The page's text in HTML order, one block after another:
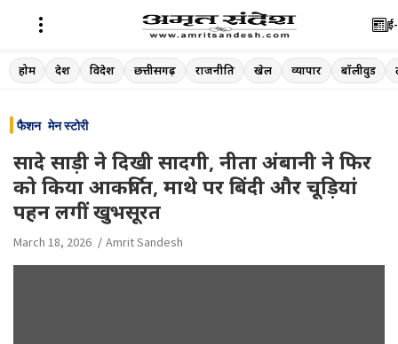
Skip
to
होम देश विदेश छत्तीसगढ़ राजनीति खेल व्यापार बॉलीवुड
फैशन मेन स्टोरी
सादे साड़ी ने दिखी सादगी, नीता अंबानी ने फिर
को किया आकर्षित, माथे पर बिंदी और चूड़ियां
पहन लगीं खुभसूरत
March 18, 2026 Amrit Sandesh